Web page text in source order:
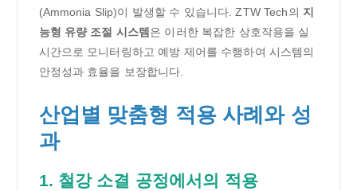
(Ammonia Slip)이 발생할 수 있습니다. ZTW Tech의 지
능형 유량 조절 시스템 은 이러한 복잡한 상호작용을 실
시간으로 모니터링하고 예방 제어를 수행하여 시스템의
안정성과 효율을 보장합니다.
산업별 맞춤형 적용 사례와 성
과
1. 철강 소결 공정에서의 적용